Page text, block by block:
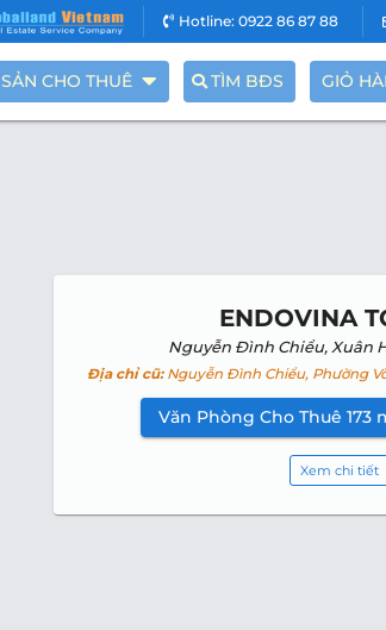
Hotline: 0922 86 87 88
CHO THUÊ TÌM BĐS GIỎ
ENDOVINA
Nguyễn Đình Chiểu, Xuân
Địa chỉ cũ:Nguyễn Đình Chiểu, Phường
Văn Phòng Cho Thuê 173
Xem chi tiết